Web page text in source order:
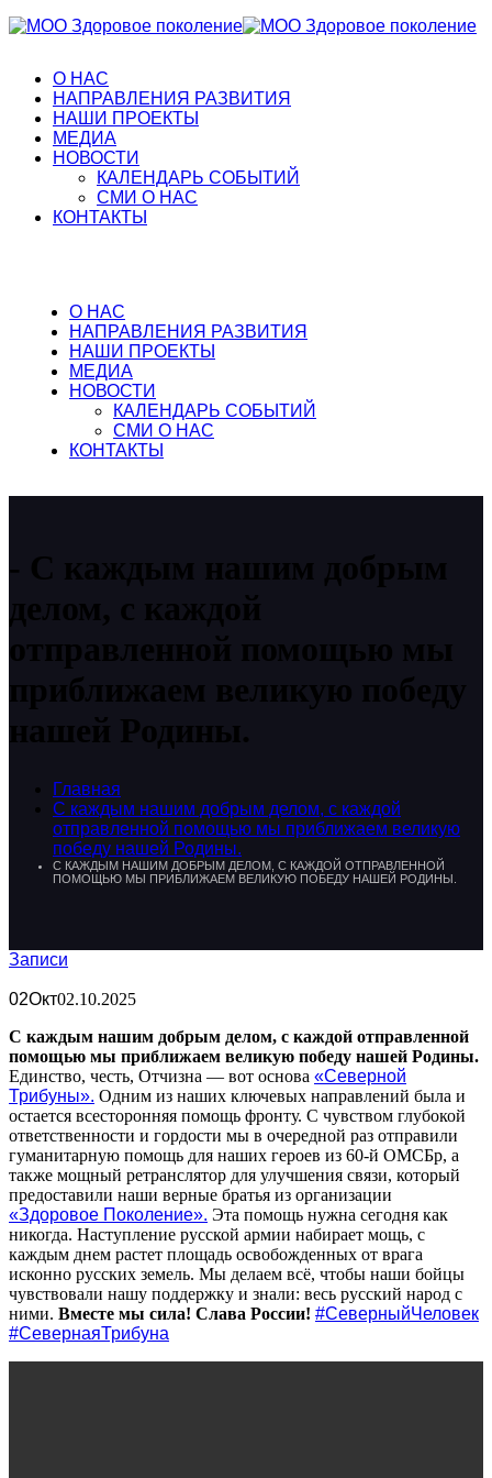
О НАС
НАПРАВЛЕНИЯ РАЗВИТИЯ
НАШИ ПРОЕКТЫ
МЕДИА
НОВОСТИ
КАЛЕНДАРЬ СОБЫТИЙ
СМИ О НАС
КОНТАКТЫ
О НАС
НАПРАВЛЕНИЯ РАЗВИТИЯ
НАШИ ПРОЕКТЫ
МЕДИА
НОВОСТИ
КАЛЕНДАРЬ СОБЫТИЙ
СМИ О НАС
КОНТАКТЫ
С каждым нашим добрым
делом, с каждой
отправленной помощью мы
приближаем великую победу
нашей Родины.
Главная
С каждым нашим добрым делом, с каждой
отправленной помощью мы приближаем великую
победу нашей Родины.
С КАЖДЫМ НАШИМ ДОБРЫМ ДЕЛОМ, С КАЖДОЙ ОТПРАВЛЕННОЙ
ПОМОЩЬЮ МЫ ПРИБЛИЖАЕМ ВЕЛИКУЮ ПОБЕДУ НАШЕЙ РОДИНЫ.
Записи
02Окт02.10.2025
С каждым нашим добрым делом, с каждой отправленной
помощью мы приближаем великую победу нашей Родины.
Единство, честь, Отчизна — вот основа «Северной
Трибуны». Одним из наших ключевых направлений была и
остается всесторонняя помощь фронту. С чувством глубокой
ответственности и гордости мы в очередной раз отправили
гуманитарную помощь для наших героев из 60-й ОМСБр, а
также мощный ретранслятор для улучшения связи, который
предоставили наши верные братья из организации
«Здоровое Поколение». Эта помощь нужна сегодня как
никогда. Наступление русской армии набирает мощь, с
каждым днем растет площадь освобожденных от врага
исконно русских земель. Мы делаем всё, чтобы наши бойцы
чувствовали нашу поддержку и знали: весь русский народ с
ними. Вместе мы сила! Слава России! #СеверныйЧеловек
#СевернаяТрибуна